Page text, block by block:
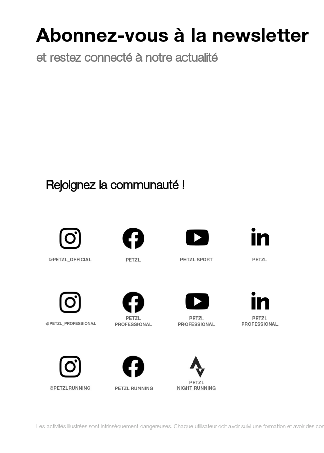
Abonnez-vous à la newsletter
et restez connecté à notre actualité
Rejoignez la communauté !
Les activités illustrées sont intrinsèquement dangereuses. Chaque utilisateur doit avoir suivi une formation et avoir des